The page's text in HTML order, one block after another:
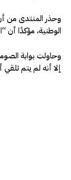
وحذر المنتدى من
الوطنية، مؤكدًا أن
وحاولت بوابة
إلا أنه لم يتم